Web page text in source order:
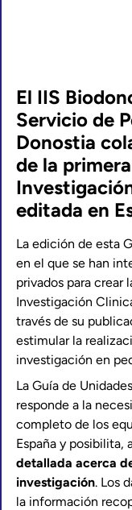
El IIS
Servicio de
Donostia
de la
editada en
La edición de esta
en el que se han
privados para crear
Investigación
través de su
estimular la
investigación en
La Guía de
responde a la
completo de los
España y posibilita,
detallada acerca
investigación. Los
la información